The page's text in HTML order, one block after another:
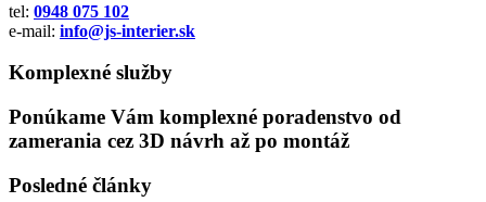
tel: 0948 075 102
e-mail: info@js-interier.sk
Komplexné služby
Ponúkame Vám komplexné poradenstvo od
zamerania cez 3D návrh až po montáž
Posledné články